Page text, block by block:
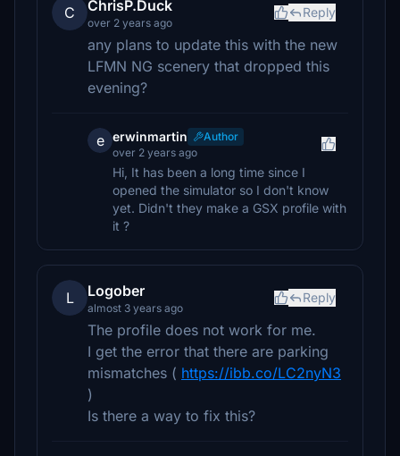
C ChrisP.Duck
over 2 years ago
Reply
any plans to update this with the new
LFMN NG scenery that dropped this
evening?
e erwinmartin
Author
over 2 years ago
Hi, It has been a long time since I
opened the simulator so I don't know
yet. Didn't they make a GSX profile with
it ?
L Logober
almost 3 years ago
Reply
The profile does not work for me.
I get the error that there are parking
mismatches ( https://ibb.co/LC2nyN3
)
Is there a way to fix this?